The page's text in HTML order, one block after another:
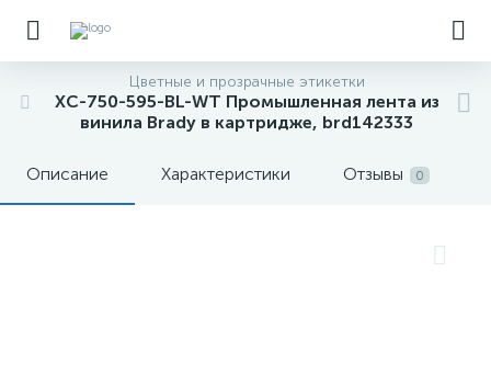
Цветные и прозрачные этикетки
XC-750-595-BL-WT Промышленная лента из
винила Brady в картридже, brd142333
Описание Характеристики Отзывы 0